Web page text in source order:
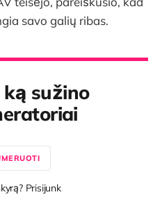
savo galių ribas.
sužino
Prisijunk